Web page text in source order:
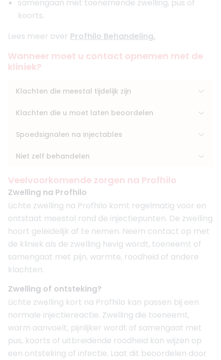
samengaan met toenemende zwelling, pus of
koorts.
Lees meer over Profhilo Behandeling.
Wanneer moet u contact opnemen met de
kliniek?
Klachten die meestal tijdelijk zijn
Klachten die u moet laten beoordelen
Spoedsignalen na injectables
Niet zelf behandelen
Veelvoorkomende zorgen na Profhilo
Zwelling na Profhilo
Lichte zwelling na Profhilo komt regelmatig voor en
ontstaat meestal rond de injectiepunten. De zwelling
hoort geleidelijk af te nemen. Neem contact op met
de kliniek als de zwelling hevig wordt, toeneemt of
samengaat met pijn, warmte, roodheid of andere
klachten.
Zwelling of ontsteking?
Lichte zwelling kort na Profhilo kan passen bij een
normale injectiereactie. Zwelling die toeneemt,
warm aanvoelt, pijnlijker wordt of samengaat met
pus, koorts of uitbreidende roodheid kan wijzen op
een ontsteking of infectie. Laat dit beoordelen door